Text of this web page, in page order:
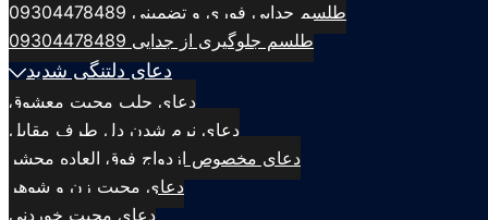
طلسم جدایی فوری و تضمینی 09304478489
طلسم جلوگیری از جدایی 09304478489
دعای دلتنگی شدید
دعای جلب محبت معشوق
دعای نرم شدن دل طرف مقابل
دعای مخصوص ازدواج فوق العاده محشر
دعای محبت زن و شوهر
دعای محبت خوردنی